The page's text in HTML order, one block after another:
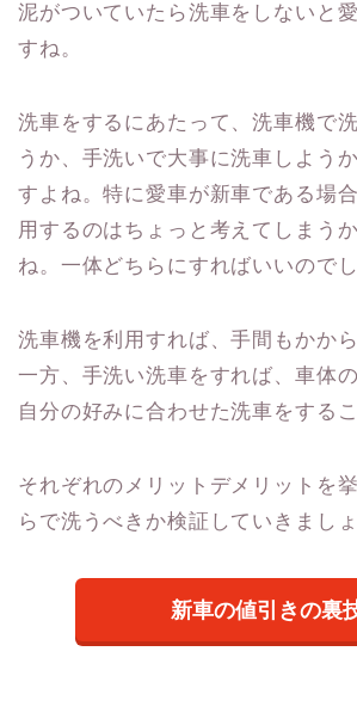
泥がついていたら洗車をしないと
すね。
洗車をするにあたって、洗車機で
うか、手洗いで大事に洗車しよう
すよね。特に愛車が新車である場
用するのはちょっと考えてしまう
ね。一体どちらにすればいいのでし
洗車機を利用すれば、手間もかか
一方、手洗い洗車をすれば、車体
自分の好みに合わせた洗車をする
それぞれのメリットデメリットを
らで洗うべきか検証していきましょ
新車の値引きの裏